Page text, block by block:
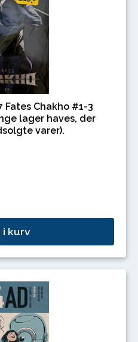
Fates Chakho #1-3
lager haves, der
varer).
kurv